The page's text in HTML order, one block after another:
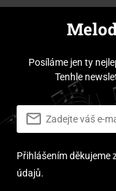
Posíláme jen ty
Tenhle
Přihlášením děkujeme
údajů.